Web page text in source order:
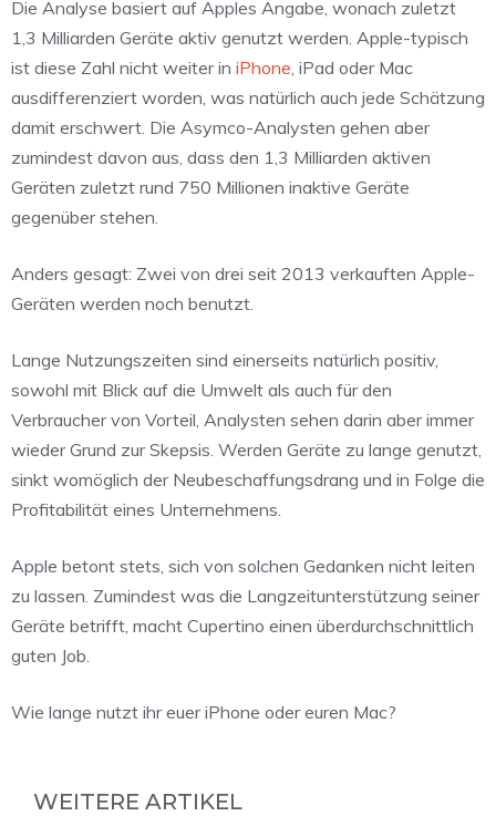
Die Analyse basiert auf Apples Angabe, wonach zuletzt
1,3 Milliarden Geräte aktiv genutzt werden. Apple-typisch
ist diese Zahl nicht weiter in iPhone, iPad oder Mac
ausdifferenziert worden, was natürlich auch jede Schätzung
damit erschwert. Die Asymco-Analysten gehen aber
zumindest davon aus, dass den 1,3 Milliarden aktiven
Geräten zuletzt rund 750 Millionen inaktive Geräte
gegenüber stehen.
Anders gesagt: Zwei von drei seit 2013 verkauften Apple-
Geräten werden noch benutzt.
Lange Nutzungszeiten sind einerseits natürlich positiv,
sowohl mit Blick auf die Umwelt als auch für den
Verbraucher von Vorteil, Analysten sehen darin aber immer
wieder Grund zur Skepsis. Werden Geräte zu lange genutzt,
sinkt womöglich der Neubeschaffungsdrang und in Folge die
Profitabilität eines Unternehmens.
Apple betont stets, sich von solchen Gedanken nicht leiten
zu lassen. Zumindest was die Langzeitunterstützung seiner
Geräte betrifft, macht Cupertino einen überdurchschnittlich
guten Job.
Wie lange nutzt ihr euer iPhone oder euren Mac?
WEITERE ARTIKEL